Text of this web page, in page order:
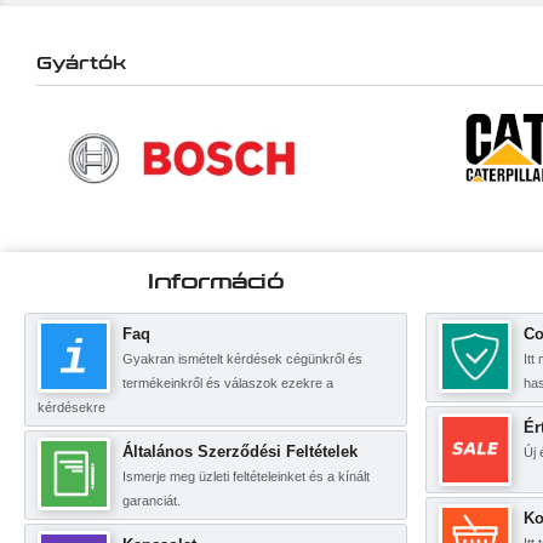
Gyártók
Információ
Faq
Gyakran ismételt kérdések cégünkről és
termékeinkről és válaszok ezekre a
kérdésekre
Általános Szerződési Feltételek
Ismerje meg üzleti feltételeinket és a kínált
garanciát.
Itt
Új